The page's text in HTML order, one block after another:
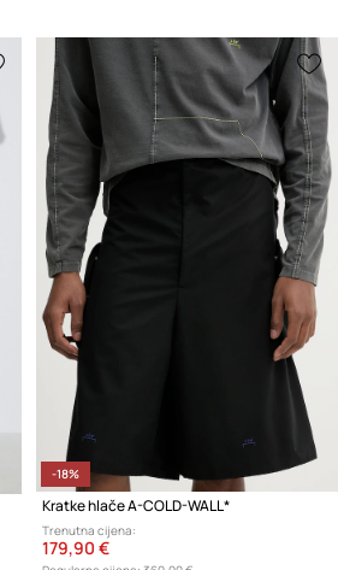
-18%
Kratke hlače A-COLD-WALL*
Trenutna cijena:
179,90 €